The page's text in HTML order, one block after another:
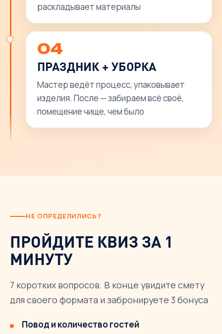
раскладывает материалы
04
ПРАЗДНИК + УБОРКА
Мастер ведёт процесс, упаковывает
изделия. После — забираем всё своё,
помещение чище, чем было
НЕ ОПРЕДЕЛИЛИСЬ?
ПРОЙДИТЕ КВИЗ ЗА 1
МИНУТУ
7 коротких вопросов. В конце увидите смету
для своего формата и забронируете 3 бонуса
Повод и количество гостей